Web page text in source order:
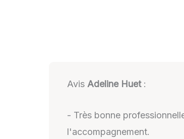
Avis Adeline Huet:
- Très bonne
l'accompagnement.